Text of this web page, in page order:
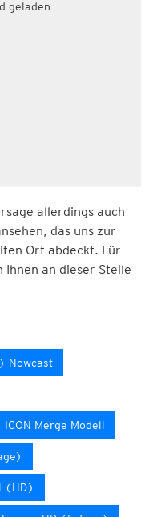
geladen
allerdings auch
das uns zur
Ort abdeckt. Für
an dieser Stelle
Nowcast
ICON Merge Modell
(HD)